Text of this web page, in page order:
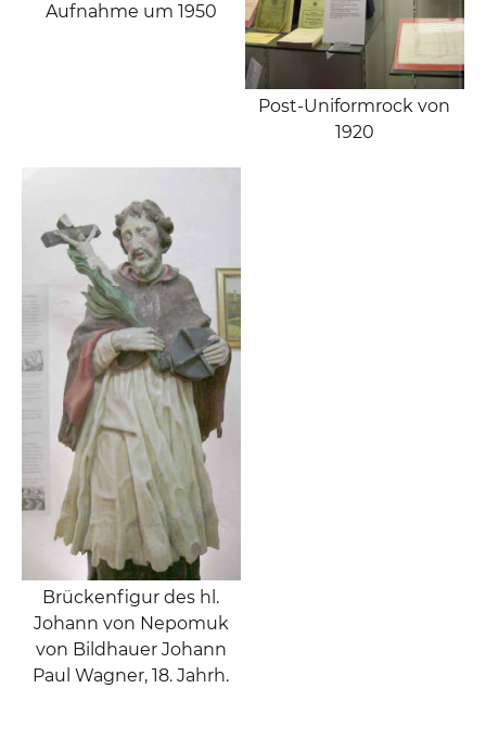
Aufnahme um 1950
Post-Uniformrock von
1920
Brückenfigur des hl.
Johann von Nepomuk
von Bildhauer Johann
Paul Wagner, 18. Jahrh.